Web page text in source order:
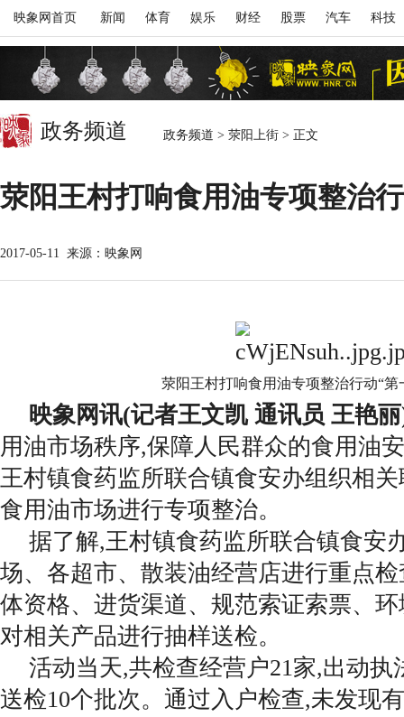
映象网首页 新闻 体育 娱乐 财经 股票 汽车 科技
政务频道 政务频道 > 荥阳上街 > 正文
荥阳王村打响食用油专项整治
2017-05-11 来源：映象网
荥阳王村打响食用油专项整治行动“第
映象网讯(记者王文凯 通讯员 王艳
用油市场秩序,保障人民群众的食用油
王村镇食药监所联合镇食安办组织相
食用油市场进行专项整治。
据了解,王村镇食药监所联合镇食安
场、各超市、散装油经营店进行重点
体资格、进货渠道、规范索证索票、
对相关产品进行抽样送检。
活动当天,共检查经营户21家,出动执
送检10个批次。通过入户检查,未发现